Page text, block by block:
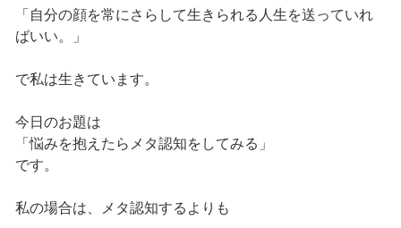
「自分の顔を常にさらして生きられる人生を送っていれ
ばいい。」
で私は生きています。
今日のお題は
「悩みを抱えたらメタ認知をしてみる」
です。
私の場合は、メタ認知するよりも